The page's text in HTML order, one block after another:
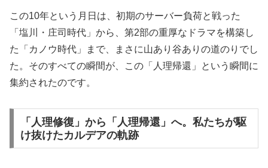
この10年という月日は、初期のサーバー負荷と戦った
「塩川・庄司時代」から、第2部の重厚なドラマを構築し
た「カノウ時代」まで、まさに山あり谷ありの道のりでし
た。そのすべての瞬間が、この「人理帰還」という瞬間に
集約されたのです。
「人理修復」から「人理帰還」へ。私たちが駆
け抜けたカルデアの軌跡